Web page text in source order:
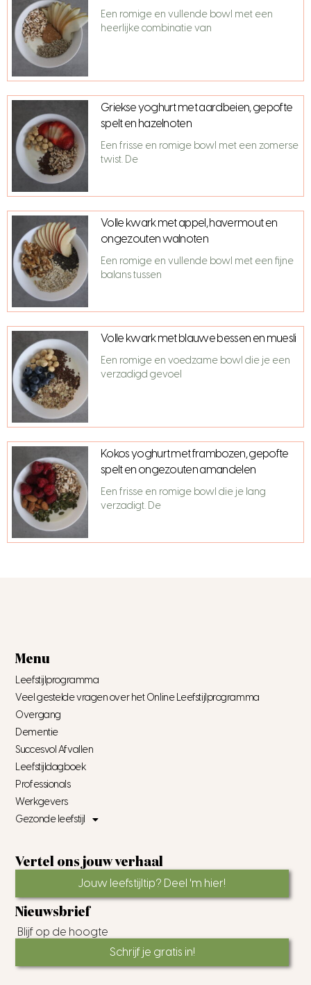
Een romige en vullende bowl met een
heerlijke combinatie van
Griekse yoghurt met aardbeien, gepofte
spelt en hazelnoten
Een frisse en romige bowl met een zomerse
twist. De
Volle kwark met appel, havermout en
ongezouten walnoten
Een romige en vullende bowl met een fijne
balans tussen
Volle kwark met blauwe bessen en muesli
Een romige en voedzame bowl die je een
verzadigd gevoel
Kokos yoghurt met frambozen, gepofte
spelt en ongezouten amandelen
Een frisse en romige bowl die je lang
verzadigt. De
Menu
Leefstijlprogramma
Veel gestelde vragen over het Online Leefstijlprogramma
Overgang
Dementie
Succesvol Afvallen
Leefstijldagboek
Professionals
Werkgevers
Gezonde leefstijl
Vertel ons jouw verhaal
Jouw leefstijltip? Deel 'm hier!
Nieuwsbrief
Blijf op de hoogte
Schrijf je gratis in!